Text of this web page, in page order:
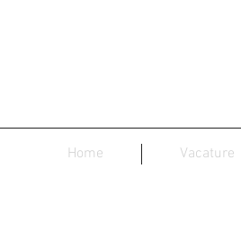
Home Vacature